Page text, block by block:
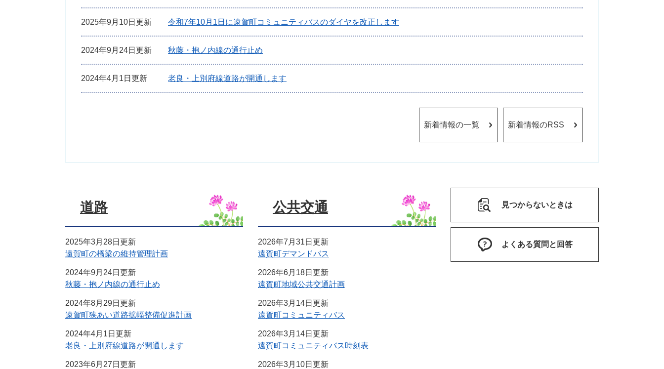
2025年9月10日更新 令和7年10月1日に遠賀町コミュニティバスのダイヤを改正します
2024年9月24日更新 秋藤・抱ノ内線の通行止め
2024年4月1日更新 老良・上別府線道路が開通します
新着情報の一覧 新着情報のRSS
道路
2025年3月28日更新
遠賀町の橋梁の維持管理計画
2024年9月24日更新
秋藤・抱ノ内線の通行止め
2024年8月29日更新
遠賀町狭あい道路拡幅整備促進計画
2024年4月1日更新
老良・上別府線道路が開通します
2023年6月27日更新
公共交通
2026年7月31日更新
遠賀町デマンドバス
2026年6月18日更新
遠賀町地域公共交通計画
2026年3月14日更新
遠賀町コミュニティバス
2026年3月14日更新
遠賀町コミュニティバス時刻表
2026年3月10日更新
見つからないときは
よくある質問と回答